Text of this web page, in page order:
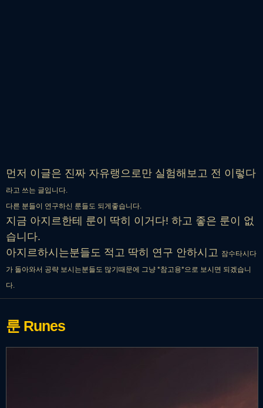
먼저 이글은 진짜 자유랭으로만 실험해보고 전 이렇다
라고 쓰는 글입니다.
다른 분들이 연구하신 룬들도 되게좋습니다.
지금 아지르한테 룬이 딱히 이거다! 하고 좋은 룬이 없
습니다.
아지르하시는분들도 적고 딱히 연구 안하시고 잠수타시다
가 돌아와서 공략 보시는분들도 많기때문에 그냥 *참고용*으로 보시면 되겠습니
다.
룬 Runes